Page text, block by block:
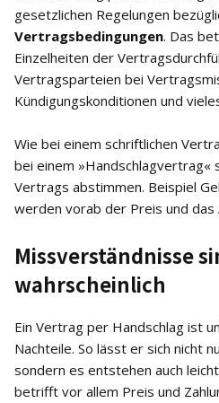
gesetzlichen Regelungen
Vertragsbedingungen. Das
Einzelheiten der
Vertragsparteien bei
Kündigungskonditionen und
Wie bei einem schriftlichen
bei einem »Handschlagvertrag«
Vertrags abstimmen. Beispiel
werden vorab der Preis und
Missverständnisse
wahrscheinlich
Ein Vertrag per Handschlag ist
Nachteile. So lässt er sich nicht
sondern es entstehen auch
betrifft vor allem Preis und